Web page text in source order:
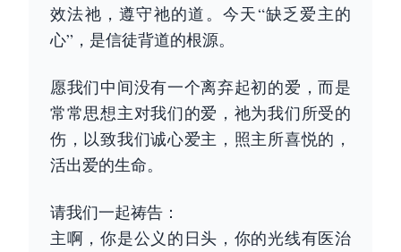
效法祂，遵守祂的道。今天“缺乏爱主的
心”，是信徒背道的根源。
愿我们中间没有一个离弃起初的爱，而是
常常思想主对我们的爱，祂为我们所受的
伤，以致我们诚心爱主，照主所喜悦的，
活出爱的生命。
请我们一起祷告：
主啊，你是公义的日头，你的光线有医治